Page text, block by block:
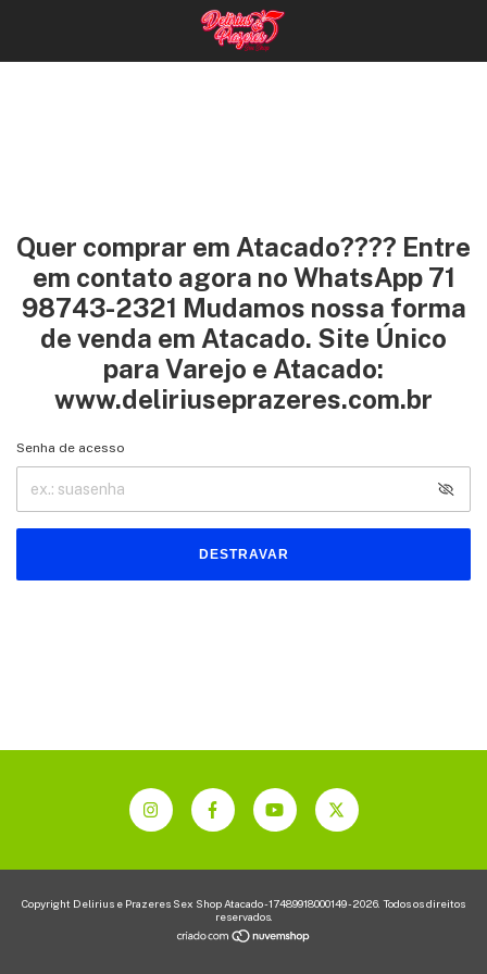
Quer comprar em Atacado???? Entre
em contato agora no WhatsApp 71
98743-2321 Mudamos nossa forma
de venda em Atacado. Site Único
para Varejo e Atacado:
www.deliriuseprazeres.com.br
Senha de acesso
DESTRAVAR
Copyright Delirius e Prazeres Sex Shop Atacado - 17489918000149 - 2026. Todos os direitos
reservados.